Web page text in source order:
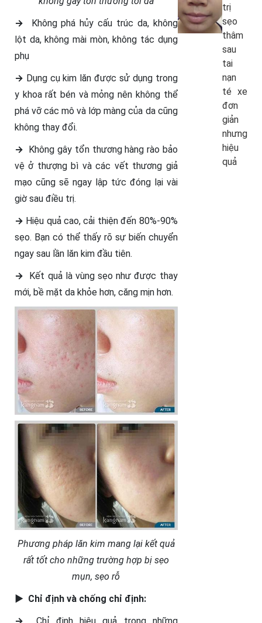
→ Không phá hủy cấu trúc da, không
lột da, không mài mòn, không tác dụng
phụ
→ Dụng cụ kim lăn được sử dụng trong
y khoa rất bén và mỏng nên không thể
phá vỡ các mô và lớp màng của da cũng
không thay đổi.
→ Không gây tổn thương hàng rào bảo
vệ ở thượng bì và các vết thương giả
mạo cũng sẽ ngay lập tức đóng lại vài
giờ sau điều trị.
→ Hiệu quả cao, cải thiện đến 80%-90%
sẹo. Bạn có thể thấy rõ sự biến chuyển
ngay sau lần lăn kim đầu tiên.
→ Kết quả là vùng sẹo như được thay
mới, bề mặt da khỏe hơn, căng mịn hơn.
Phương pháp lăn kim mang lại kết quả
rất tốt cho những trường hợp bị sẹo
mụn, sẹo rỗ
► Chỉ định và chống chỉ định:
trị
sẹo
thâm
sau
tai
nạn
té xe
đơn
giản
nhưng
hiệu
quả